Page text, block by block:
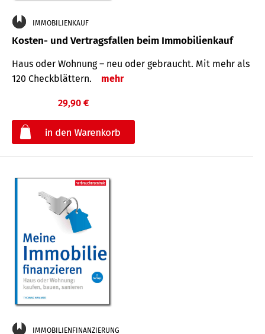
IMMOBILIENKAUF
Kosten- und Vertragsfallen beim Immobilienkauf
Haus oder Wohnung – neu oder gebraucht. Mit mehr als
120 Check­blättern.
mehr
29,90 €
IMMOBILIENFINANZIERUNG